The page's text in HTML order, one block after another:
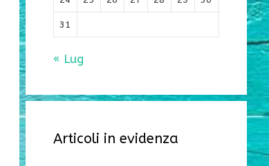
31
« Lug
Articoli in evidenza